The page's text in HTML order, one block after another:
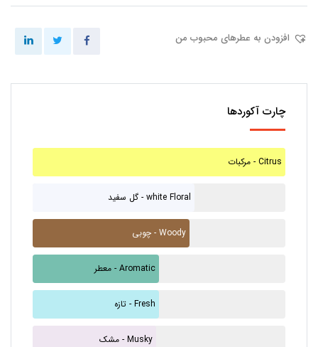
افزودن به عطرهای محبوب من
چارت آکوردها
مرکبات - Citrus
گل سفید - white Floral
چوبی - Woody
معطر - Aromatic
تازه - Fresh
مشک - Musky